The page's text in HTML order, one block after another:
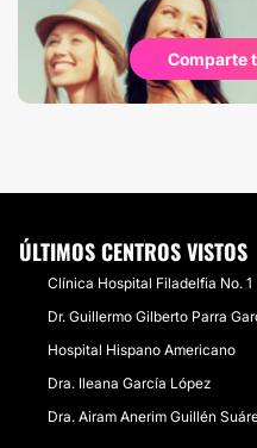
Comparte
ÚLTIMOS CENTROS VISTOS
Clínica Hospital Filadelfia No. 1
Dr. Guillermo Gilberto Parra
Hospital Hispano Americano
Dra. Ileana García López
Dra. Airam Anerim Guillén